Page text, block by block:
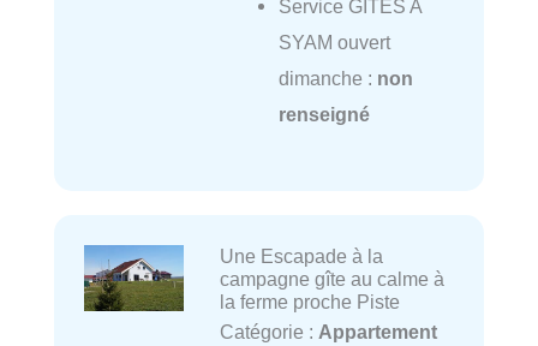
Service GITES A
SYAM ouvert
dimanche : non
renseigné
Une Escapade à la
campagne gîte au calme à
la ferme proche Piste
Catégorie : Appartement